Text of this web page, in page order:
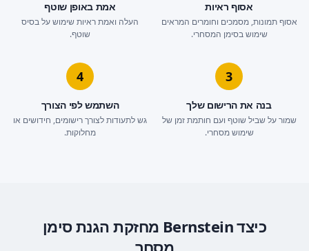
אסוף ראיות
אסוף תמונות, מסמכים וחומרים המראים
שימוש בסימן המסחרי.
אמת באופן שוטף
העלה ואמת ראיות שימוש על בסיס
שוטף.
3
בנה את הרישום שלך
שמור על שביל שוטף ועם חותמת זמן של
שימוש מסחרי.
4
השתמש לפי הצורך
גש לתעודות לצורך רישומים, חידושים או
מחלוקות.
כיצד Bernstein מחזקת הגנת סימן
מסחר